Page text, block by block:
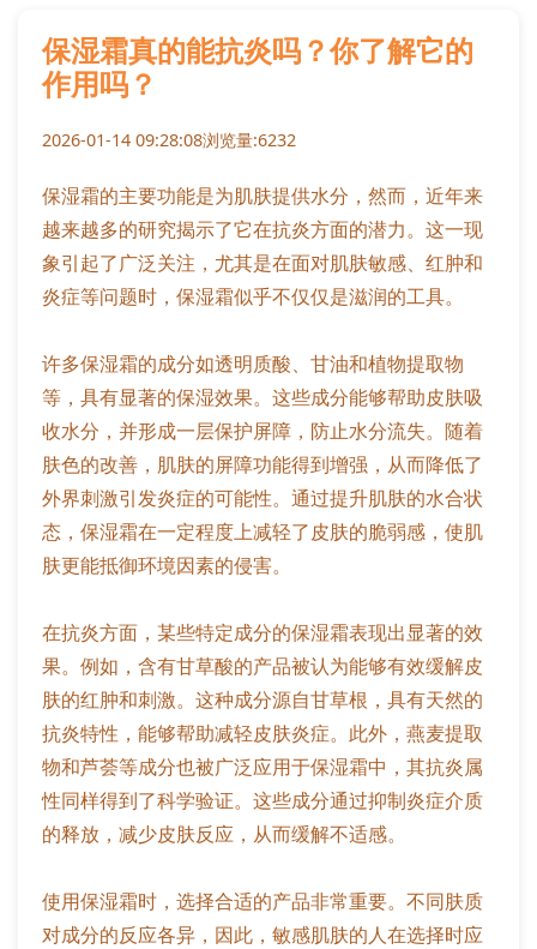
保湿霜真的能抗炎吗？你了解它的
作用吗？
2026-01-14 09:28:08浏览量:6232
保湿霜的主要功能是为肌肤提供水分，然而，近年来
越来越多的研究揭示了它在抗炎方面的潜力。这一现
象引起了广泛关注，尤其是在面对肌肤敏感、红肿和
炎症等问题时，保湿霜似乎不仅仅是滋润的工具。
许多保湿霜的成分如透明质酸、甘油和植物提取物
等，具有显著的保湿效果。这些成分能够帮助皮肤吸
收水分，并形成一层保护屏障，防止水分流失。随着
肤色的改善，肌肤的屏障功能得到增强，从而降低了
外界刺激引发炎症的可能性。通过提升肌肤的水合状
态，保湿霜在一定程度上减轻了皮肤的脆弱感，使肌
肤更能抵御环境因素的侵害。
在抗炎方面，某些特定成分的保湿霜表现出显著的效
果。例如，含有甘草酸的产品被认为能够有效缓解皮
肤的红肿和刺激。这种成分源自甘草根，具有天然的
抗炎特性，能够帮助减轻皮肤炎症。此外，燕麦提取
物和芦荟等成分也被广泛应用于保湿霜中，其抗炎属
性同样得到了科学验证。这些成分通过抑制炎症介质
的释放，减少皮肤反应，从而缓解不适感。
使用保湿霜时，选择合适的产品非常重要。不同肤质
对成分的反应各异，因此，敏感肌肤的人在选择时应